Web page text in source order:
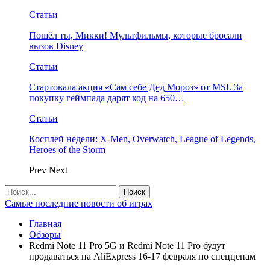
Статьи
Пошёл ты, Микки! Мультфильмы, которые бросали
вызов Disney
Статьи
Стартовала акция «Сам себе Дед Мороз» от MSI. За
покупку геймпада дарят код на 650…
Статьи
Косплей недели: X-Men, Overwatch, League of Legends,
Heroes of the Storm
Prev Next
Самые последние новости об играх
Главная
Обзоры
Redmi Note 11 Pro 5G и Redmi Note 11 Pro будут
продаваться на AliExpress 16-17 февраля по спецценам